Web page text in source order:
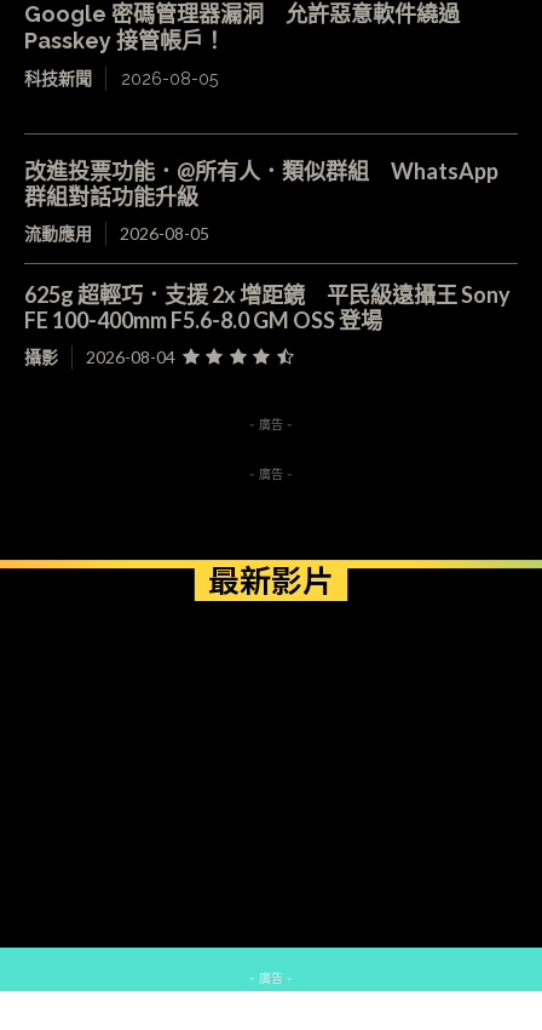
Google 密碼管理器漏洞 允許惡意軟件繞過
Passkey 接管帳戶！
科技新聞 2026-08-05
改進投票功能．@所有人．類似群組 WhatsApp
群組對話功能升級
流動應用 2026-08-05
625g 超輕巧．支援 2x 增距鏡 平民級遠攝王 Sony
FE 100-400mm F5.6-8.0 GM OSS 登場
攝影 2026-08-04
- 廣告 -
- 廣告 -
最新影片
- 廣告 -